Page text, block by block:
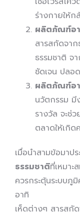
ร่างกายให้ก
ผลิตภัณฑ์อา
สารสกัดจา
ธรรมชาติ
ชัดเจน ปลอ
ผลิตภัณฑ์อา
นวัตกรรม มี
รางวัล จะช่
ตลาดให้เกิด
เมื่อนำสามข้อมาป
ธรรมชาติที่เหมาะ
ควรกระตุ้นระบบภู
อาทิ
เห็ดต่างๆ สารสกั